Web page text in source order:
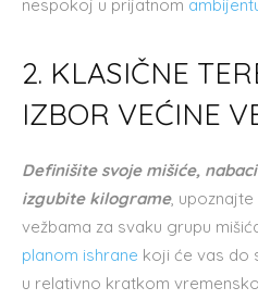
nespokoj u prijatnom
2. KLASIČNE
IZBOR VEĆINE
Definišite svoje mišiće,
izgubite kilograme,
vežbama za svaku grupu
planom ishrane koji će vas do
u relativno kratkom